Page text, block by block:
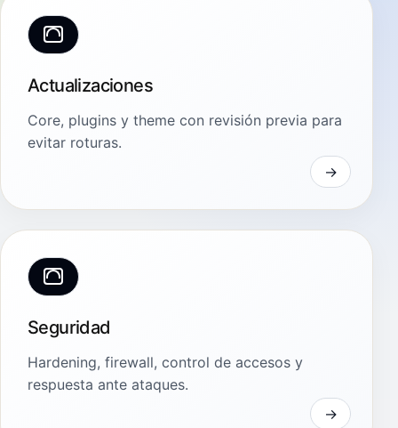
Actualizaciones
Core, plugins y theme con revisión previa para
evitar roturas.
Seguridad
Hardening, firewall, control de accesos y
respuesta ante ataques.